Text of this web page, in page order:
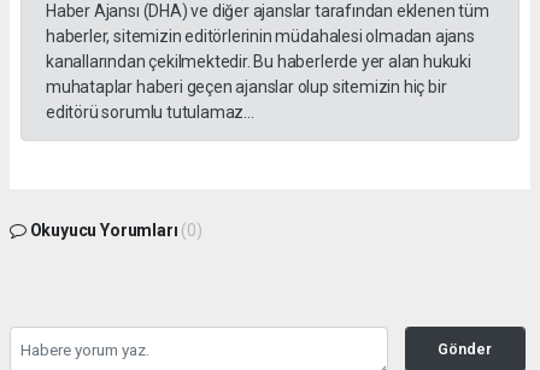
Haber Ajansı (DHA) ve diğer ajanslar tarafından eklenen tüm
haberler, sitemizin editörlerinin müdahalesi olmadan ajans
kanallarından çekilmektedir. Bu haberlerde yer alan hukuki
muhataplar haberi geçen ajanslar olup sitemizin hiç bir
editörü sorumlu tutulamaz...
Okuyucu Yorumları (0)
Gönder